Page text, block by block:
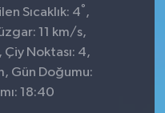
Sıcaklık: 4° ,
11 km/s,
Çiy Noktası: 4,
Gün Doğumu:
18:40